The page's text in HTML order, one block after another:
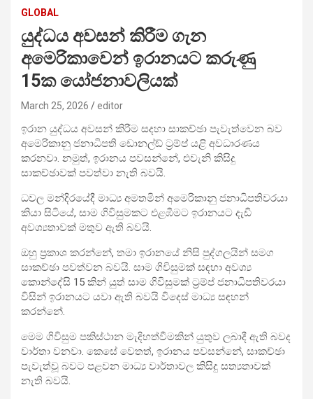
GLOBAL
යුද්ධය අවසන් කිරීම ගැන
අමෙරිකාවෙන් ඉරානයට කරුණු
15ක යෝජනාවලියක්
March 25, 2026 editor
ඉරාන යුද්ධය අවසන් කිරීම සදහා සාකච්ඡා පැවැත්වෙන බව
අමෙරිකානු ජනාධිපති ඩොනල්ඩ් ට්‍රම්ප් යළි අවධාරණය
කරනවා. නමුත්, ඉරානය පවසන්නේ, එවැනි කිසිදු
සාකච්ඡාවක් පවත්වා නැති බවයි.
ධවල මන්දිරයේදී මාධ්‍ය අමතමින් අමෙරිකානු ජනාධිපතිවරයා
කියා සිටියේ, සාම ගිවිසුමකට එළඹීමට ඉරානයට දැඩි
අවශ්‍යතාවක් මතුව ඇති බවයි.
ඔහු ප්‍රකාශ කරන්නේ, තමා ඉරානයේ නිසි පුද්ගලයින් සමග
සාකච්ඡා පවත්වන බවයි. සාම ගිවිසුමක් සඳහා අවශ්‍ය
කොන්දේසි 15 කින් යුත් සාම ගිවිසුමක් ට්‍රම්ප් ජනාධිපතිවරයා
විසින් ඉරානයට යවා ඇති බවයි විදෙස් මාධ්‍ය සඳහන්
කරන්නේ.
මෙම ගිවිසුම පකිස්ථාන මැදිහත්වීමකින් යුතුව ලබාදී ඇති බවද
වාර්තා වනවා. කෙසේ වෙතත්, ඉරානය පවසන්නේ, සාකච්ඡා
පැවැත්වූ බවට පළවන මාධ්‍ය වාර්තාවල කිසිදු සත්‍යතාවක්
නැති බවයි.